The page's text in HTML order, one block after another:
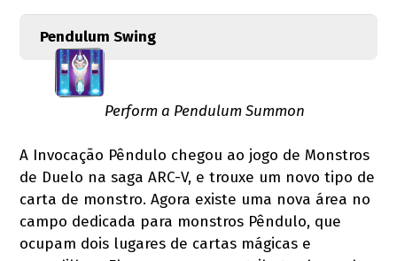
Pendulum Swing
Perform a Pendulum Summon
A Invocação Pêndulo chegou ao jogo de Monstros
de Duelo na saga ARC-V, e trouxe um novo tipo de
carta de monstro. Agora existe uma nova área no
campo dedicada para monstros Pêndulo, que
ocupam dois lugares de cartas mágicas e